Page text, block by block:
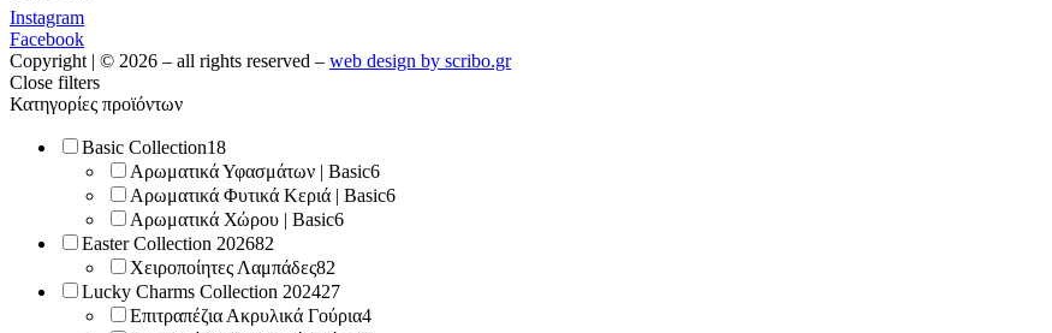
Instagram
Facebook
Copyright | © 2026 – all rights reserved – web design by scribo.gr
Close filters
Κατηγορίες προϊόντων
Basic Collection18
Αρωματικά Υφασμάτων | Basic6
Αρωματικά Φυτικά Κεριά | Basic6
Αρωματικά Χώρου | Basic6
Easter Collection 202682
Χειροποίητες Λαμπάδες82
Lucky Charms Collection 202427
Επιτραπέζια Ακρυλικά Γούρια4